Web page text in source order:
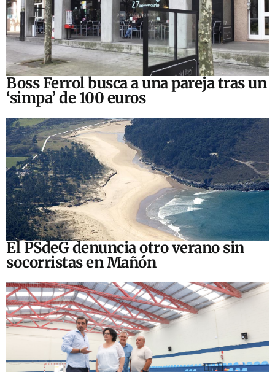
Boss Ferrol busca a una pareja tras un
‘simpa’ de 100 euros
El PSdeG denuncia otro verano sin
socorristas en Mañón